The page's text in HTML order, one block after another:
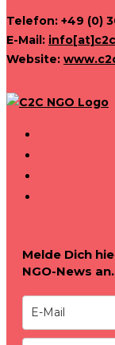
Telefon: +49 (0)
E-Mail:
Website:
Melde Dich
NGO-News an.